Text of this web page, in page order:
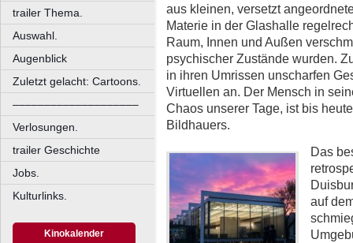
trailer Thema.
Auswahl.
Augenblick
Zuletzt gelacht: Cartoons.
––––––––––––––––––––
Verlosungen.
trailer Geschichte
Jobs.
Kulturlinks.
Kinokalender
aus kleinen, versetzt
Materie in der Glashalle
Raum, Innen und Außen
psychischer Zustände wurden.
in ihren Umrissen unscharfen
Virtuellen an. Der Mensch in
Chaos unserer Tage, ist bis
Bildhauers.
Das
auf